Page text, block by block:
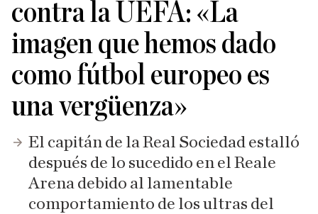
contra la UEFA: «La
imagen que hemos dado
como fútbol europeo es
una vergüenza»
El capitán de la Real Sociedad estalló
después de lo sucedido en el Reale
Arena debido al lamentable
comportamiento de los ultras del